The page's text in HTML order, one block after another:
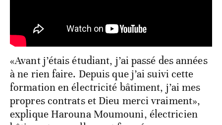
«Avant j’étais étudiant, j’ai passé des années
à ne rien faire. Depuis que j’ai suivi cette
formation en électricité bâtiment, j’ai mes
propres contrats et Dieu merci vraiment»,
explique Harouna Moumouni, électricien